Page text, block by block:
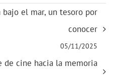
bajo el mar, un tesoro por
conocer
05/11/2025
de cine hacia la memoria